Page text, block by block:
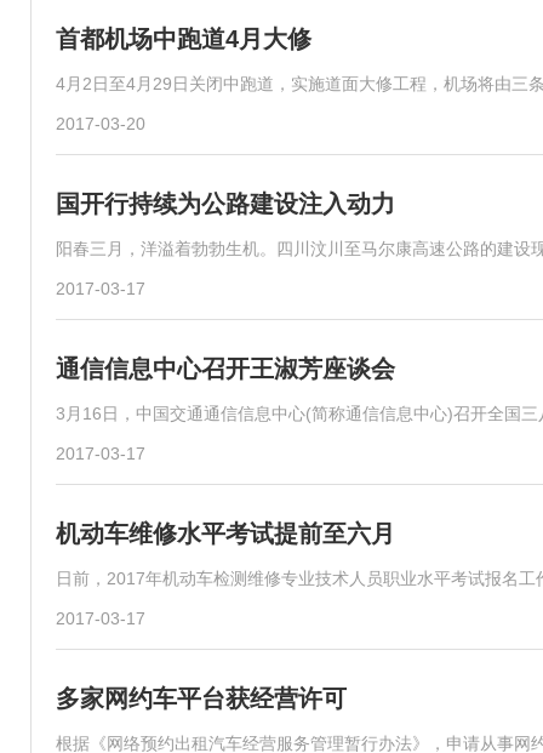
首都机场中跑道4月大修
4月2日至4月29日关闭中跑道，实施道面大修工程，机场将由三
2017-03-20
国开行持续为公路建设注入动力
阳春三月，洋溢着勃勃生机。四川汶川至马尔康高速公路的建设
2017-03-17
通信信息中心召开王淑芳座谈会
3月16日，中国交通通信信息中心(简称通信信息中心)召开全国
2017-03-17
机动车维修水平考试提前至六月
日前，2017年机动车检测维修专业技术人员职业水平考试报名工
2017-03-17
多家网约车平台获经营许可
根据《网络预约出租汽车经营服务管理暂行办法》，申请从事网